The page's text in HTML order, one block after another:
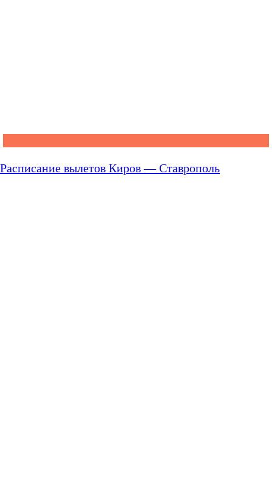
Расписание вылетов Киров — Ставрополь